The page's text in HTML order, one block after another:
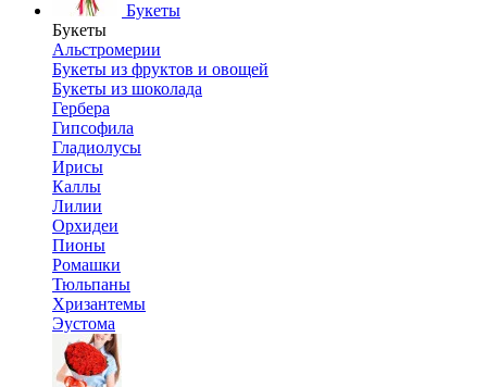
Букеты
Букеты
Альстромерии
Букеты из фруктов и овощей
Букеты из шоколада
Гербера
Гипсофила
Гладиолусы
Ирисы
Каллы
Лилии
Орхидеи
Пионы
Ромашки
Тюльпаны
Хризантемы
Эустома